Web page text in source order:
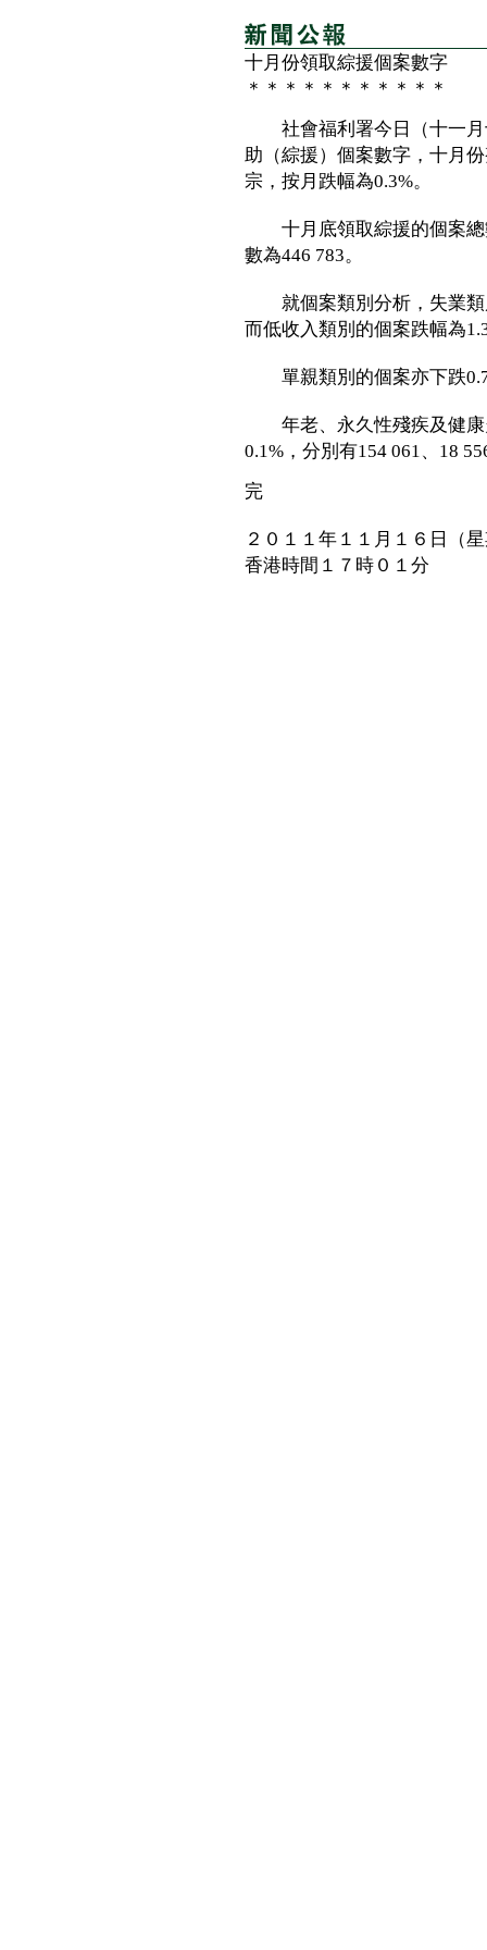
十月份領取綜援個案數字
＊＊＊＊＊＊＊＊＊＊＊
社會福利署今日（十一月
助（綜援）個案數字，十月
宗，按月跌幅為0.3%。
十月底領取綜援的個案總
數為446 783。
就個案類別分析，失業類
而低收入類別的個案跌幅為
單親類別的個案亦下跌
年老、永久性殘疾及健康
0.1%，分別有154 061、18
完
２０１１年１１月１６日（
香港時間１７時０１分